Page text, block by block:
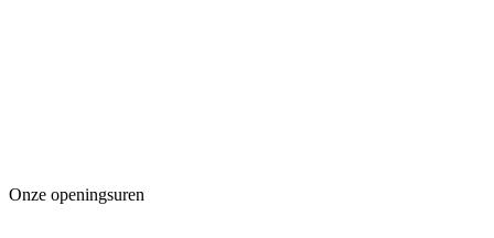
Onze openingsuren